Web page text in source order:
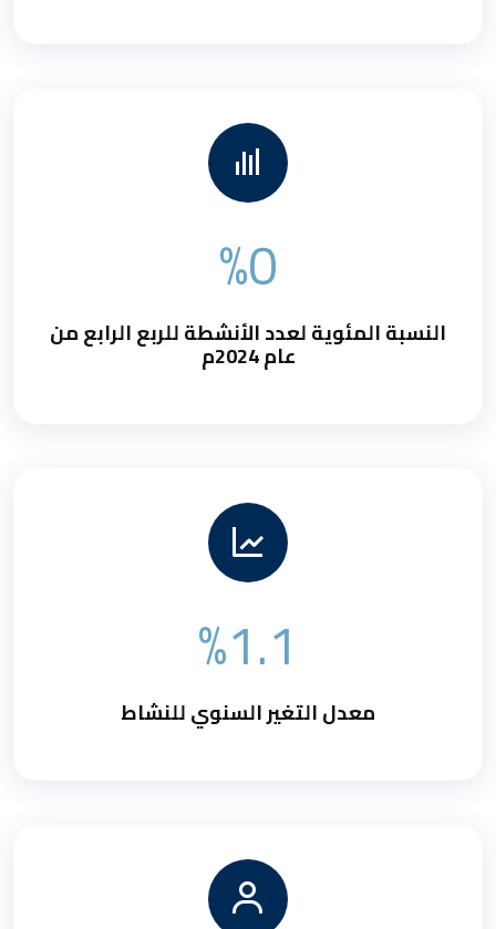
%0
النسبة المئوية لعدد الأنشطة للربع الرابع من
عام 2024م
%1.1
معدل التغير السنوي للنشاط